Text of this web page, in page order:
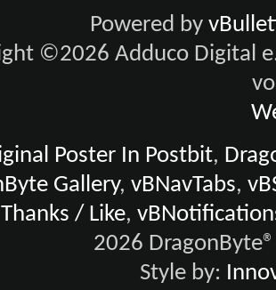
Powered by
©2026 Adduco Digital
Poster In Postbit,
Gallery,vBNavTabs,
/ Like,
2026
Style by: